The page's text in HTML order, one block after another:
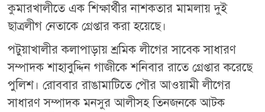
কুমারখালীতে এক শিক্ষার্থীর নাশকতার মামলায় দুই
ছাত্রলীগ নেতাকে গ্রেপ্তার করা হয়েছে।
পটুয়াখালীর কলাপাড়ায় শ্রমিক লীগের সাবেক সাধারণ
সম্পাদক শাহাবুদ্দিন গাজীকে শনিবার রাতে গ্রেপ্তার করেছে
পুলিশ। রোববার রাঙামাটিতে পৌর আওয়ামী লীগের
সাধারণ সম্পাদক মনসুর আলীসহ তিনজনকে আটক